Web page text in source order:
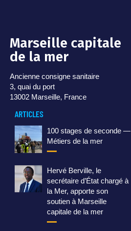
Marseille capitale
de la mer
Ancienne consigne sanitaire
3, quai du port
13002 Marseille, France
ARTICLES
100 stages de seconde —
Métiers de la mer
Hervé Berville, le
secrétaire d’État chargé à
la Mer, apporte son
soutien à Marseille
capitale de la mer